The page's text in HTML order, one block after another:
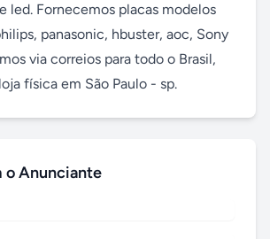
led. Fornecemos placas modelos
panasonic, hbuster, aoc, Sony
via correios para todo o Brasil,
física em São Paulo - sp.
o Anunciante